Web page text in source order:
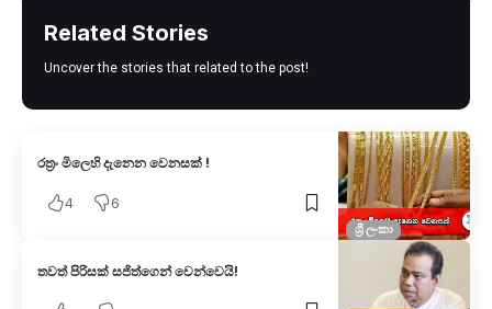
Related Stories
Uncover the stories that related to the post!
ශ්‍රී ලංකා
රත්‍රං මිලෙහි දැනෙන වෙනසක් !
4 6
තවත් පිරිසක් සජිත්ගෙන් වෙන්වෙයි!